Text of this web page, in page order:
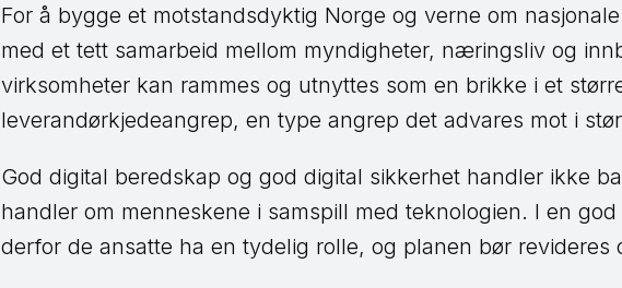
For å bygge et motstandsdyktig Norge og verne om
med et tett samarbeid mellom myndigheter, næringsliv og
virksomheter kan rammes og utnyttes som en brikke i et
leverandørkjedeangrep, en type angrep det advares mot i
God digital beredskap og god digital sikkerhet handler ikke
handler om menneskene i samspill med teknologien. I en
derfor de ansatte ha en tydelig rolle, og planen bør revideres